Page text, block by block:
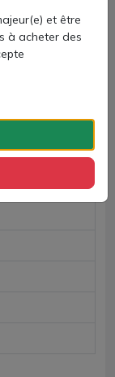
et être
à acheter des